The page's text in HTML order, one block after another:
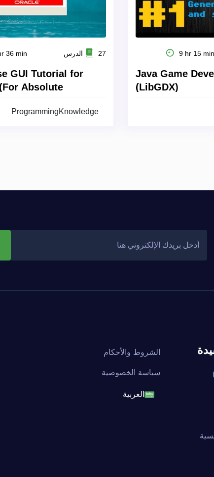
9 hr 15 min
Java Game
(LibGDX)
27 الدرس 36 min
GUI Tutorial for
Absolute
ProgrammingKnowledge
الشروط والأحكام
سياسة الخصوصية
العربية